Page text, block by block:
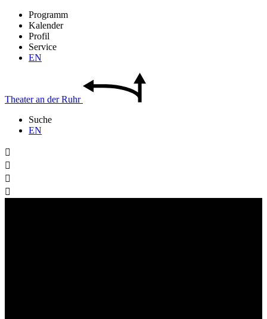
Programm
Kalender
Profil
Service
EN
Theateran derRuhr
Suche
EN



